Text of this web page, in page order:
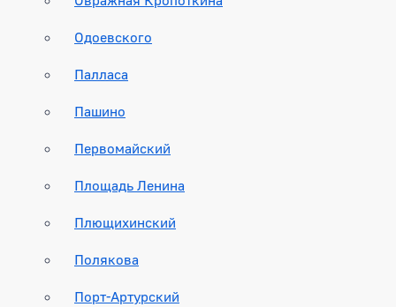
Одоевского
Палласа
Пашино
Первомайский
Площадь Ленина
Плющихинский
Полякова
Порт-Артурский